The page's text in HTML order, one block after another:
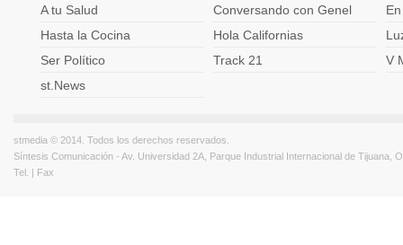
A tu Salud Conversando con Genel
Hasta la Cocina
Hola Californias
Ser Político
Track 21
V
st.News
stmedia © 2014. Todos los derechos reservados.
Síntesis Comunicación - Av. Universidad 2A, Parque Industrial Internacional de Tijuana,
Tel. | Fax